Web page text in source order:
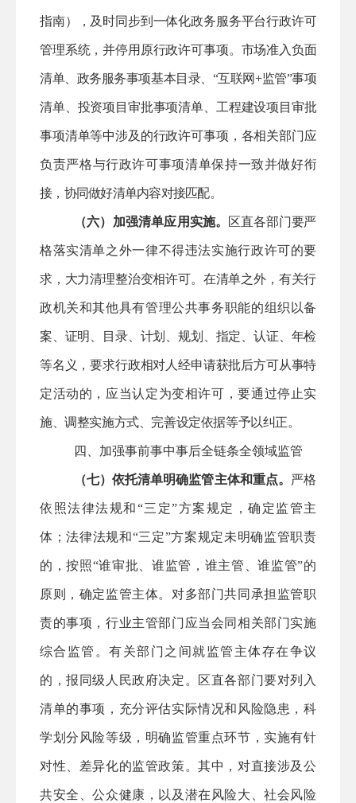
指南），及时同步到一体化政务服务平台行政许可
管理系统，并停用原行政许可事项。市场准入负面
清单、政务服务事项基本目录、 “互联网+监管”事项
清单、投资项目审批事项清单、工程建设项目审批
事项清单等中涉及的行政许可事项，各相关部门应
负责严格与行政许可事项清单保持一致并做好衔
接，协同做好清单内容对接匹配。
（六）加强清单应用实施。 区直各部门要严
格落实清单之外一律不得违法实施行政许可的要
求，大力清理整治变相许可。在清单之外，有关行
政机关和其他具有管理公共事务职能的组织以备
案、证明、目录、计划、规划、指定、认证、年检
等名义，要求行政相对人经申请获批后方可从事特
定活动的，应当认定为变相许可，要通过停止实
施、调整实施方式、完善设定依据等予以纠正。
四、加强事前事中事后全链条全领域监管
（七）依托清单明确监管主体和重点。 严格
依照法律法规和“三定”方案规定，确定监管主
体；法律法规和“三定”方案规定未明确监管职责
的，按照“谁审批、谁监管，谁主管、谁监管”的
原则，确定监管主体。对多部门共同承担监管职
责的事项，行业主管部门应当会同相关部门实施
综合监管。有关部门之间就监管主体存在争议
的，报同级人民政府决定。 区直各部门要对列入
清单的事项，充分评估实际情况和风险隐患，科
学划分风险等级，明确监管重点环节，实施有针
对性、差异化的监管政策。其中，对直接涉及公
共安全、公众健康，以及潜在风险大、社会风险